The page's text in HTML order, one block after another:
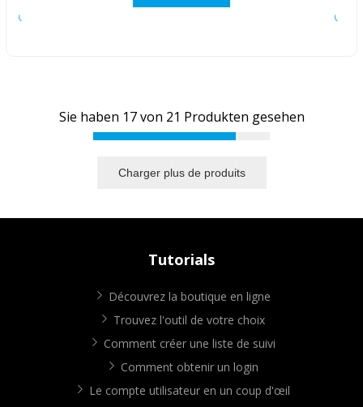
Sie haben 17von 21 Produkten gesehen
Charger plus de produits
Tutorials
Découvrez la boutique en ligne
Trouvez l'outil de votre choix
Comment créer une liste de suivi
Comment obtenir un login
Le compte utilisateur en un coup d'œil